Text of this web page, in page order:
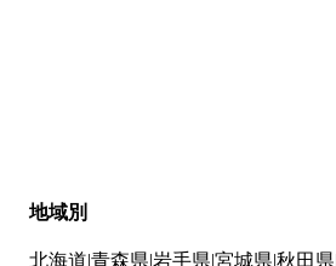
地域別
北海道 青森県 岩手県 宮城県 秋田県